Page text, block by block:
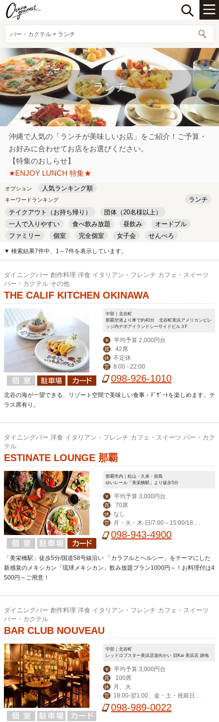
バー・カクテル × ランチ
ランチ
沖縄で人気の「ランチが美味しいお店」をご紹介！ご予算・
お好みに合わせてお店をお選びください。
【特集のおしらせ】
★ENJOY LUNCH 特集★
オプション 人気ランキング順
キーワードランキング
ランチ
テイクアウト（お持ち帰り）
団体（20名様以上）
一人で入りやすい
食べ飲み放題 昼飲み
オードブル
ファミリー
個室 完全個室 女子会
せんべろ
キッズルーム
安い デート
▼ 検索結果7件中、1～7件を表示しています。
ダイニングバー 創作料理 洋食 イタリアン・フレンチ カフェ・スイーツ
バー・カクテル その他
THE CALIF KITCHEN OKINAWA
中部｜北谷町
那覇空港より車で約40分 北谷町美浜アメリカンビレ
ッジ内デポアイランドシーサイドビル３F
￥ 平均予算 2,000円台
席 42席
休 不定休
営 8:00 - 22:00
098-926-1010
北谷の海が一望できる、リゾート空間で美味しい食事・ﾃﾞｻﾞｰﾄを楽しめます。テ
ラス席有り。
ダイニングバー 洋食 イタリアン・フレンチ カフェ・スイーツ バー・カク
テル
ESTINATE LOUNGE 那覇
那覇市内｜松山・久米・前島
ゆいレール「美栄橋駅」より徒歩5分
￥ 平均予算 3,000円台
席 70席
休 なし
営
月・火・木-日/7:00～15:00/18:00
～23:00(料理L.O. 22:00) 毎週水曜日は
098-943-4900
「美栄橋駅」徒歩5分/国道58号線沿い 「カラフルとヘルシー」をテーマにした
新感覚のメキシカン「琉球メキシカン」飲み放題プラン1000円～！お料理付は4
500円～ご用意！
ダイニングバー 創作料理 洋食 イタリアン・フレンチ カフェ・スイーツ
バー・カクテル
BAR CLUB NOUVEAU
中部｜北谷町
レッドロブスター美浜店道向かい 旧Kai 美浜店 跡地
￥ 平均予算 3,000円台
席 100席
休 月、火
営
18:00-翌1:00、金・土・祝前日17:
00-翌1:00
098-989-0022